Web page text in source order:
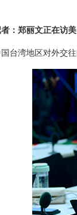
：郑丽文正在访
台湾地区对外交